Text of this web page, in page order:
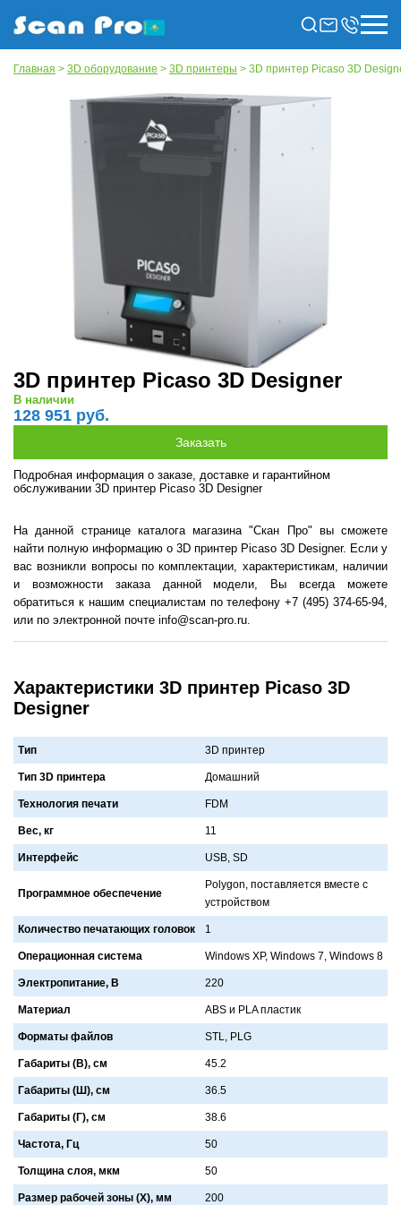
Главная > 3D оборудование > 3D принтеры > 3D принтер Picaso 3D
3D принтер Picaso 3D Designer
В наличии
128 951 руб.
Подробная информация о заказе, доставке и гарантийном
обслуживании 3D принтер Picaso 3D Designer
На данной странице каталога магазина "Скан Про" вы сможете
найти полную информацию о 3D принтер Picaso 3D Designer. Если у
вас возникли вопросы по комплектации, характеристикам, наличии
и возможности заказа данной модели, Вы всегда можете
обратиться к нашим специалистам по телефону +7 (495) 374-65-94,
или по электронной почте info@scan-pro.ru.
Характеристики 3D принтер Picaso 3D
Designer
Тип 3D принтер
Тип 3D принтера Домaшний
Технология печати FDM
Вес, кг 11
Интерфейс USB, SD
Программное обеспечение
Polygon, постaвляется вместе с
устройством
Количество печатающих головок 1
Операционная система Windows XP, Windows 7, Windows 8
Электропитание, В 220
Материал ABS и PLA плaстик
Форматы файлов STL, PLG
Габариты (В), см 45.2
Габариты (Ш), см 36.5
Габариты (Г), см 38.6
Частота, Гц 50
Толщина слоя, мкм 50
Размер рабочей зоны (X), мм 200